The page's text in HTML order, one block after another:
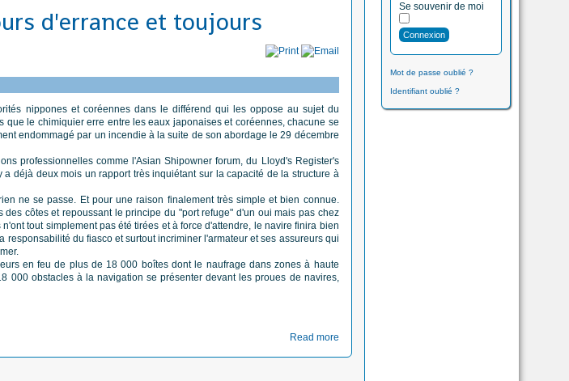
Se souvenir de moi
Mot de passe oublié ?
Identifiant oublié ?
d'errance et toujours
nippones et coréennes dans le différend qui les oppose au sujet du
le chimiquier erre entre les eaux japonaises et coréennes, chacune se
endommagé par un incendie à la suite de son abordage le 29 décembre
professionnelles comme l'Asian Shipowner forum, du Lloyd's Register's
déjà deux mois un rapport très inquiétant sur la capacité de la structure à
ne se passe. Et pour une raison finalement très simple et bien connue.
côtes et repoussant le principe du "port refuge" d'un oui mais pas chez
tout simplement pas été tirées et à force d'attendre, le navire finira bien
responsabilité du fiasco et surtout incriminer l'armateur et ses assureurs qui
en feu de plus de 18 000 boîtes dont le naufrage dans zones à haute
000 obstacles à la navigation se présenter devant les proues de navires,
Read more